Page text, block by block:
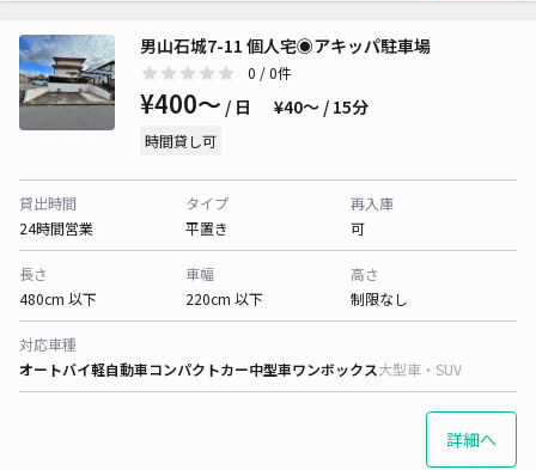
男山石城7-11 個人宅◉アキッパ駐車場
0 / 0件
¥400〜 / 日 ¥40〜 / 15分
時間貸し可
貸出時間
24時間営業
タイプ
平置き
再入庫
可
長さ
480cm 以下
車幅
220cm 以下
高さ
制限なし
対応車種
オートバイ軽自動車コンパクトカー中型車ワンボックス大型車・SUV
詳細へ